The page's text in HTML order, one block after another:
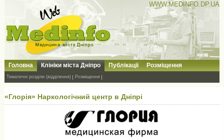
WWW.MEDINFO.DP.UA
Головна Клініки міста Дніпро Публікації Розміщення
Тематичні розділи (відділення) Розміщення
«Глорія» Наркологічний центр в Дніпрі